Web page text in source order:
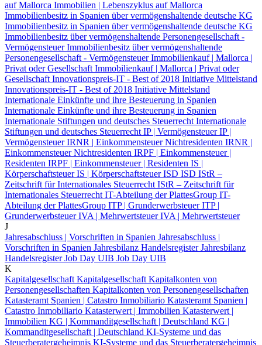
auf Mallorca Immobilien | Lebenszyklus auf Mallorca
Immobilienbesitz in Spanien über vermögenshaltende deutsche KG
Immobilienbesitz in Spanien über vermögenshaltende deutsche KG
Immobilienbesitz über vermögenshaltende Personengesellschaft -
Vermögensteuer Immobilienbesitz über vermögenshaltende
Personengesellschaft - Vermögensteuer Immobilienkauf | Mallorca |
Privat oder Gesellschaft Immobilienkauf | Mallorca | Privat oder
Gesellschaft Innovationspreis-IT - Best of 2018 Initiative Mittelstand
Innovationspreis-IT - Best of 2018 Initiative Mittelstand
Internationale Einkünfte und ihre Besteuerung in Spanien
Internationale Einkünfte und ihre Besteuerung in Spanien
Internationale Stiftungen und deutsches Steuerrecht Internationale
Stiftungen und deutsches Steuerrecht IP | Vermögensteuer IP |
Vermögensteuer IRNR | Einkommensteuer Nichtresidenten IRNR |
Einkommensteuer Nichtresidenten IRPF | Einkommensteuer |
Residenten IRPF | Einkommensteuer | Residenten IS |
Körperschaftsteuer IS | Körperschaftsteuer ISD ISD IStR –
Zeitschrift für Internationales Steuerrecht IStR – Zeitschrift für
Internationales Steuerrecht IT-Abteilung der PlattesGroup IT-
Abteilung der PlattesGroup ITP | Grunderwerbsteuer ITP |
Grunderwerbsteuer IVA | Mehrwertsteuer IVA | Mehrwertsteuer
J
Jahresabschluss | Vorschriften in Spanien Jahresabschluss |
Vorschriften in Spanien Jahresbilanz HandelsregisterJahresbilanz
HandelsregisterJob Day UIB Job Day UIB
K
Kapitalgesellschaft Kapitalgesellschaft Kapitalkonten von
Personengesellschaften Kapitalkonten von Personengesellschaften
Katasteramt Spanien | Catastro Inmobiliario Katasteramt Spanien |
Catastro Inmobiliario Katasterwert | Immobilien Katasterwert |
Immobilien KG | Kommanditgesellschaft | Deutschland KG |
Kommanditgesellschaft | Deutschland KI-Systeme und das
Steuerberatergeheimnis KI-Systeme und das Steuerberatergeheimnis